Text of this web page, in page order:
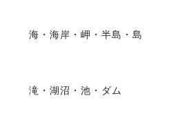
海・海岸・岬・半島・島
滝・湖沼・池・ダム